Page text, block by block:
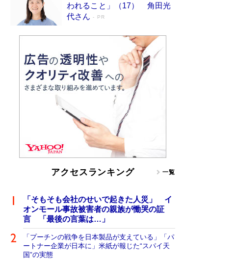
われること」（17） 角田光
代さん
PR
アクセスランキング 一覧
「そもそも会社のせいで起きた人災」 イ
オンモール事故被害者の親族が慟哭の証
言 「最後の言葉は…」
「プーチンの戦争を日本製品が支えている」「パ
ートナー企業が日本に」米紙が報じた“スパイ天
国”の実態